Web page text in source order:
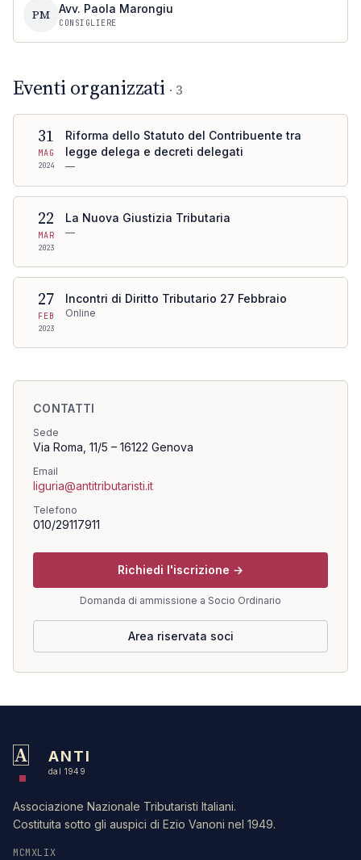
PM Avv. Paola Marongiu
CONSIGLIERE
Eventi organizzati · 3
31
MAG
2024
Riforma dello Statuto del Contribuente tra
legge delega e decreti delegati
—
22
MAR
2023
La Nuova Giustizia Tributaria
—
27
FEB
2023
Incontri di Diritto Tributario 27 Febbraio
Online
CONTATTI
Sede
Via Roma, 11/5 – 16122 Genova
Email
liguria@antitributaristi.it
Telefono
010/29117911
Richiedi l'iscrizione →
Domanda di ammissione a Socio Ordinario
Area riservata soci
A ANTI
dal 1949
Associazione Nazionale Tributaristi Italiani.
Costituita sotto gli auspici di Ezio Vanoni nel 1949.
MCMXLIX